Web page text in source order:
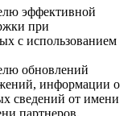
эффективной
при
с использованием
обновлений
информации о
сведений от имени
партнеров.